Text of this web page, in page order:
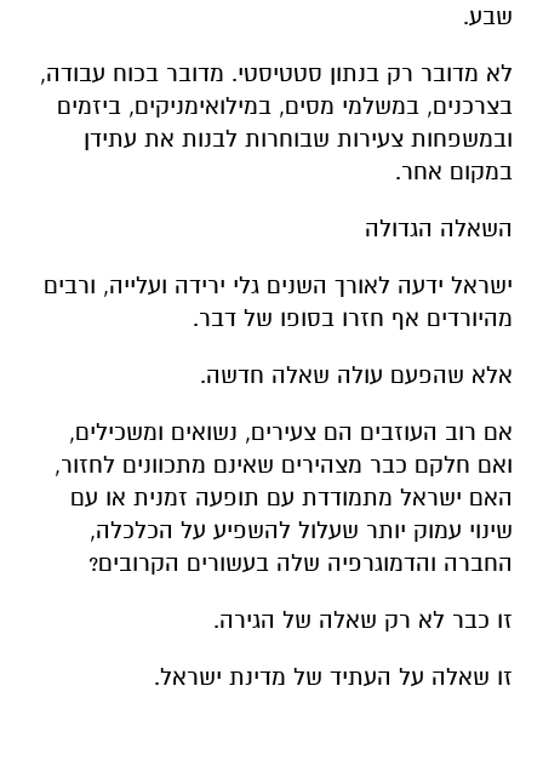
שבע.
לא מדובר רק בנתון סטטיסטי. מדובר בכוח עבודה,
בצרכנים, במשלמי מסים, במילואימניקים, ביזמים
ובמשפחות צעירות שבוחרות לבנות את עתידן
במקום אחר.
השאלה הגדולה
ישראל ידעה לאורך השנים גלי ירידה ועלייה, ורבים
מהיורדים אף חזרו בסופו של דבר.
אלא שהפעם עולה שאלה חדשה.
אם רוב העוזבים הם צעירים, נשואים ומשכילים,
ואם חלקם כבר מצהירים שאינם מתכוונים לחזור,
האם ישראל מתמודדת עם תופעה זמנית או עם
שינוי עמוק יותר שעלול להשפיע על הכלכלה,
החברה והדמוגרפיה שלה בעשורים הקרובים?
זו כבר לא רק שאלה של הגירה.
זו שאלה על העתיד של מדינת ישראל.